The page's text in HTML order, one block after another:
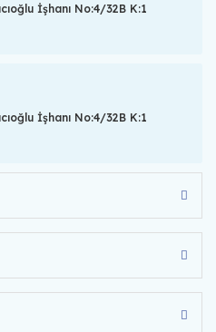
İşhanı No:4/32B K:1
İşhanı No:4/32B K:1